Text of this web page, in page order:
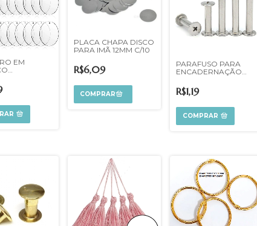
EM
PLACA CHAPA DISCO
PARA IMÃ 12MM C/10
R$6,09
PARAFUSO PARA
ENCADERNAÇÃO
R$1,19
COMPRAR